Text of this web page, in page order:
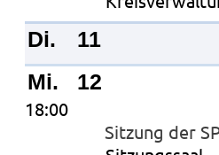
Di.
11
Mi.
12
18:00
Sitzung der